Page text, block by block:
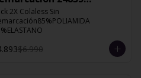
L
2X Colaless Sin
$6.990